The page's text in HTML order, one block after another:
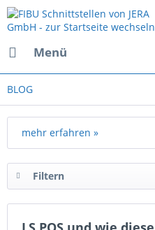
Menü
BLOG
mehr erfahren »
Filtern